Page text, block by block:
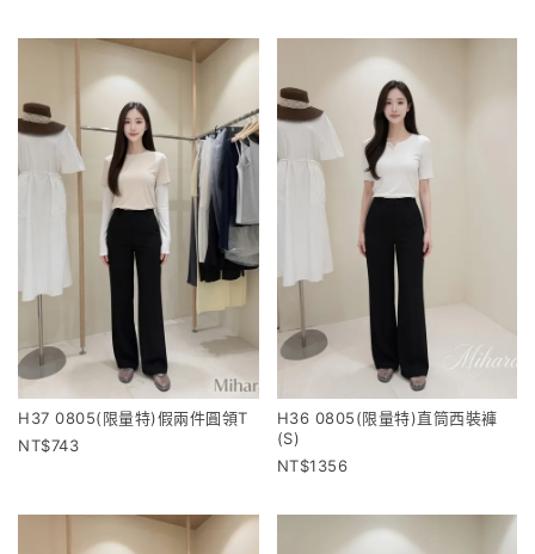
H37 0805(限量特)假兩件圓領T
743
H36 0805(限量特)直筒西裝褲
(S)
1356